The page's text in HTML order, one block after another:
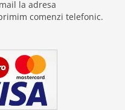
la adresa
comenzi telefonic.